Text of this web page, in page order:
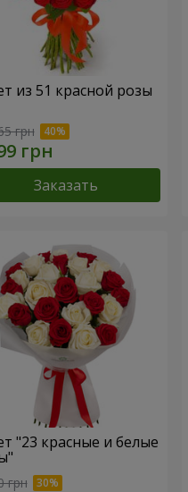
из 51 красной розы
грн
Заказать
"23 красные и белые
грн